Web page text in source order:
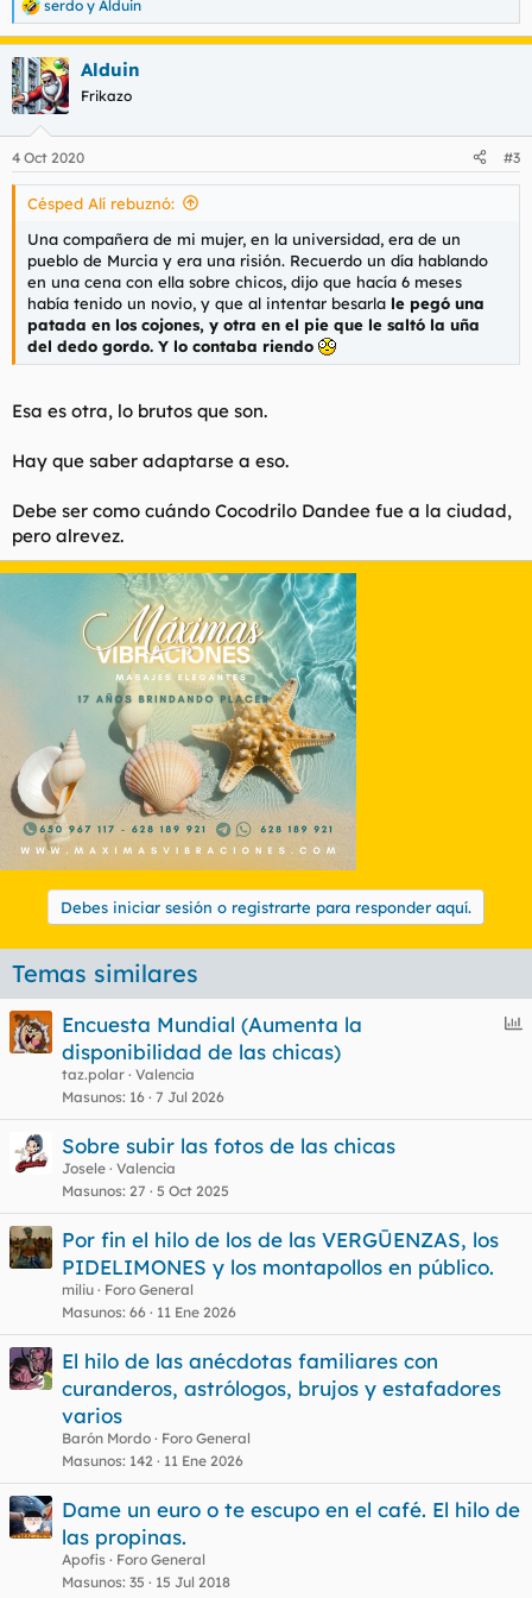
R
e
a
c
c
i
e
s
serdo y Alduin
Alduin
Frikazo
4 Oct 2020 #3
Césped Alí rebuznó:
Una compañera de mi mujer, en la universidad, era de un
pueblo de Murcia y era una risión. Recuerdo un día hablando
en una cena con ella sobre chicos, dijo que hacía 6 meses
había tenido un novio, y que al intentar besarla le pegó una
patada en los cojones, y otra en el pie que le saltó la uña
del dedo gordo. Y lo contaba riendo
Esa es otra, lo brutos que son.
Hay que saber adaptarse a eso.
Debe ser como cuándo Cocodrilo Dandee fue a la ciudad,
pero alrevez.
Debes iniciar sesión o registrarte para responder aquí.
Temas similares
E
e
Encuesta Mundial (Aumenta la
disponibilidad de las chicas)
taz.polar Valencia
Masunos 16 7 Jul 2026
Sobre subir las fotos de las chicas
Josele Valencia
Masunos 27 5 Oct 2025
Por fin el hilo de los de las VERGŪENZAS, los
PIDELIMONES y los montapollos en público.
miliu
Foro General
Masunos 66 11 Ene 2026
El hilo de las anécdotas familiares con
curanderos, astrólogos, brujos y estafadores
varios
Barón Mordo
Foro General
Masunos 142 11 Ene 2026
Dame un euro o te escupo en el café. El hilo de
las propinas.
Apofis
Foro General
Masunos 35 15 Jul 2018